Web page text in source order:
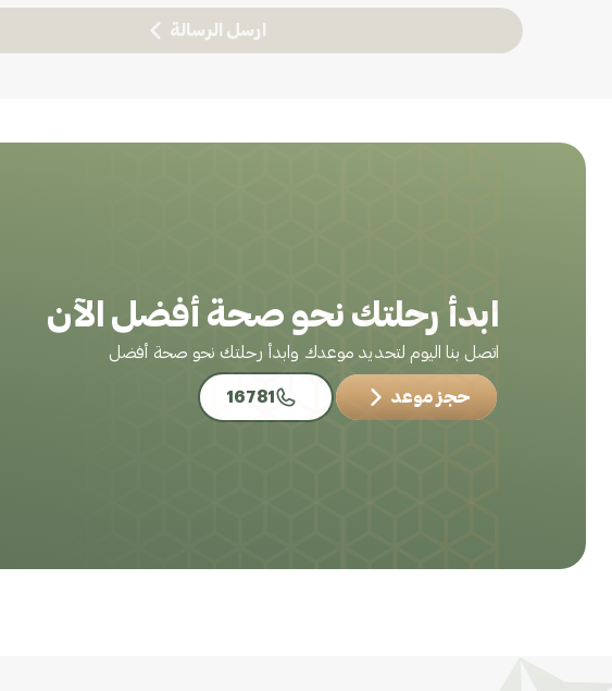
ارسل الرسالة
ابدأ رحلتك نحو صحة أفضل الآن
اتصل بنا اليوم لتحديد موعدك وابدأ رحلتك نحو صحة أفضل
حجز موعد 16781